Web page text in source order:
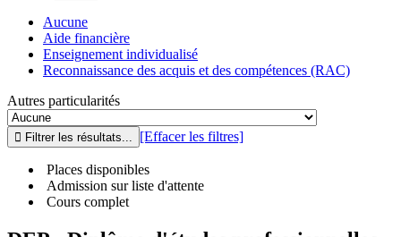
Aucune
Aide financière
Enseignement individualisé
Reconnaissance des acquis et des compétences (RAC)
Autres particularités
[Effacer les filtres]
Places disponibles
Admission sur liste d'attente
Cours complet